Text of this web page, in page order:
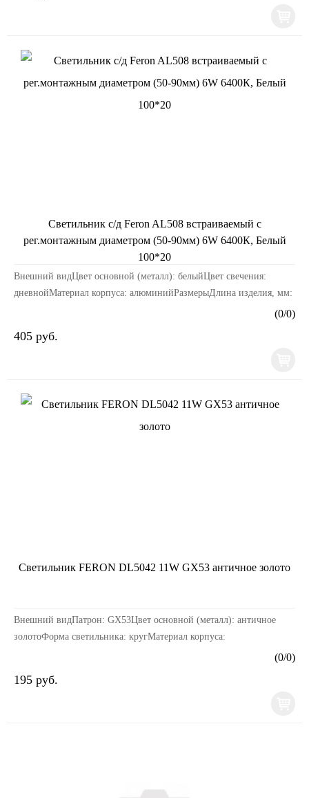
Светильник с/д Feron AL508 встраиваемый с
рег.монтажным диаметром (50-90мм) 6W 6400К, Белый
100*20
Внешний видЦвет основной (металл): белыйЦвет свечения:
дневнойМатериал корпуса: алюминийРазмерыДлина изделия, мм:
(0/0)
405 руб.
Светильник FERON DL5042 11W GX53 античное золото
Внешний видПатрон: GX53Цвет основной (металл): античное
золотоФорма светильника: кругМатериал корпуса:
металлРазмерыДлина изделия, мм: 106Ширина изделия, мм: 10...
(0/0)
195 руб.